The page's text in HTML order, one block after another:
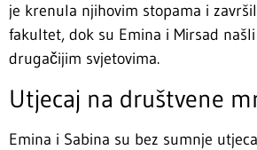
je krenula njihovim stopama i
fakultet, dok su Emina i Mirsad
drugačijim svjetovima.
Utjecaj na društvene
Emina i Sabina su bez sumnje